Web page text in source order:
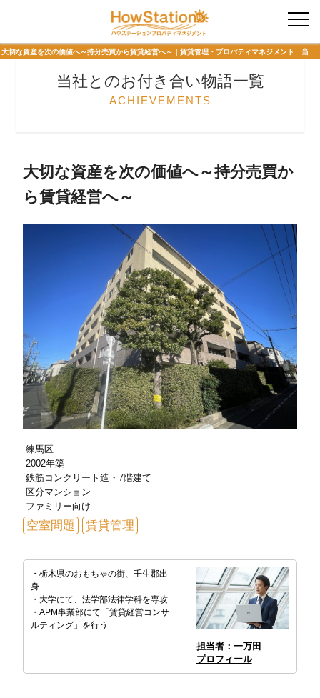
入居者様専用
当社とのお付き合い物語一覧
ACHIEVEMENTS
練馬区
2002年築
鉄筋コンクリート造・7階建て
区分マンション
ファミリー向け
空室問題 賃貸管理
・栃木県のおもちゃの街、壬生郡出
身
・大学にて、法学部法律学科を専攻
・APM事業部にて「賃貸経営コンサ
ルティング」を行う
担当者：一万田
プロフィール
大切な資産を次の価値へ～持分売買か
ら賃貸経営へ～